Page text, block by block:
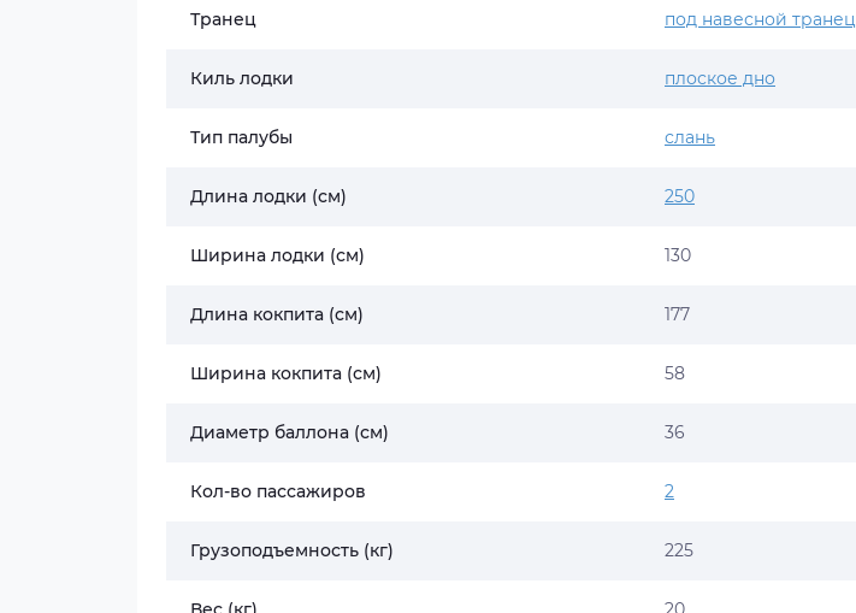
Транец под навесной транец
Киль лодки плоское дно
Тип палубы слань
Длина лодки (см) 250
Ширина лодки (см) 130
Длина кокпита (см) 177
Ширина кокпита (см) 58
Диаметр баллона (см) 36
Кол-во пассажиров 2
Грузоподъемность (кг) 225